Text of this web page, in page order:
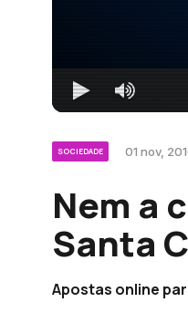
SOCIEDADE 01 nov,
Nem a
Santa
Apostas online